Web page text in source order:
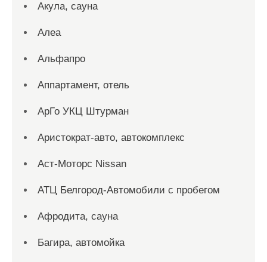
Акула, сауна
Алеа
Альфапро
Аппартамент, отель
АрГо УКЦ Штурман
Аристократ-авто, автокомплекс
Аст-Моторс Nissan
АТЦ Белгород-Автомобили с пробегом
Афродита, сауна
Багира, автомойка